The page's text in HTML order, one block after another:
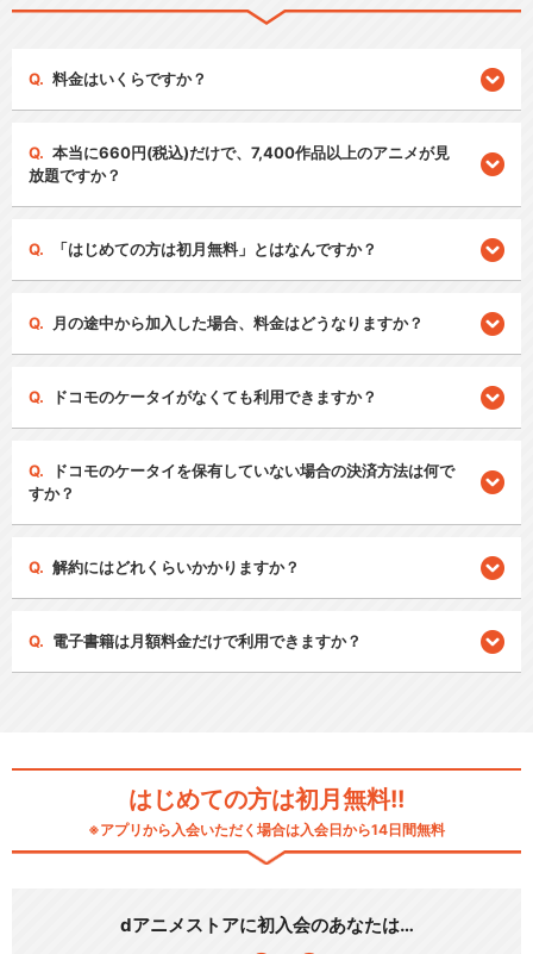
料金はいくらですか？
本当に660円(税込)だけで、7,400作品以上のアニメが見
放題ですか？
「はじめての方は初月無料」とはなんですか？
月の途中から加入した場合、料金はどうなりますか？
ドコモのケータイがなくても利用できますか？
ドコモのケータイを保有していない場合の決済方法は何で
すか？
解約にはどれくらいかかりますか？
電子書籍は月額料金だけで利用できますか？
はじめての方は初月無料!!
※アプリから入会いただく場合は入会日から14日間無料
dアニメストアに初入会のあなたは…